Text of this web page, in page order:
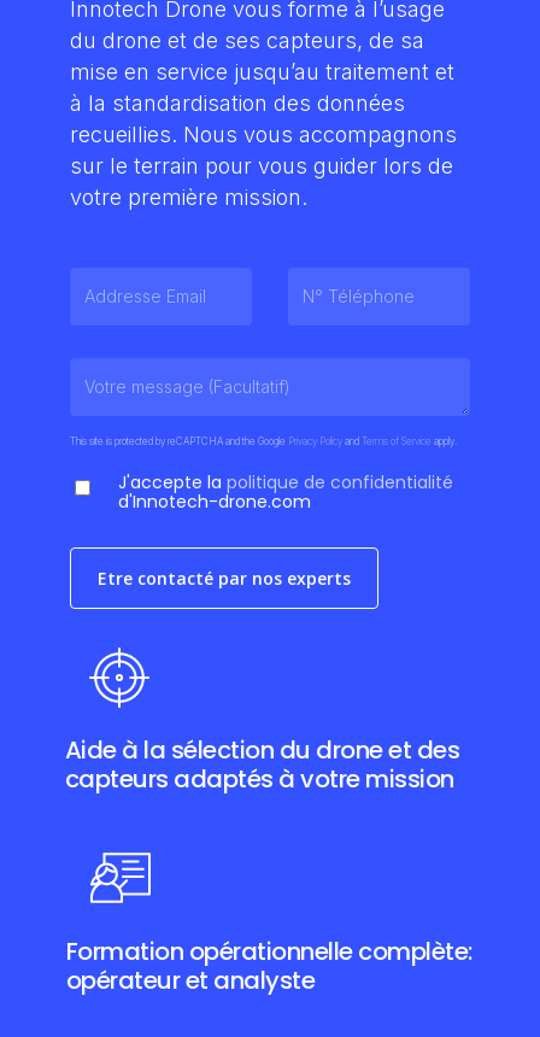
Innotech Drone vous forme à l’usage
du drone et de ses capteurs, de sa
mise en service jusqu’au traitement et
à la standardisation des données
recueillies. Nous vous accompagnons
sur le terrain pour vous guider lors de
votre première mission.
This site is protected by reCAPTCHA and the Google Privacy Policy andTerms of Service apply.
J'accepte lapolitique de confidentialité
d'Innotech-drone.com
Aide à la sélection du drone et des
capteurs adaptés à votre mission
Formation opérationnelle complète:
opérateur et analyste